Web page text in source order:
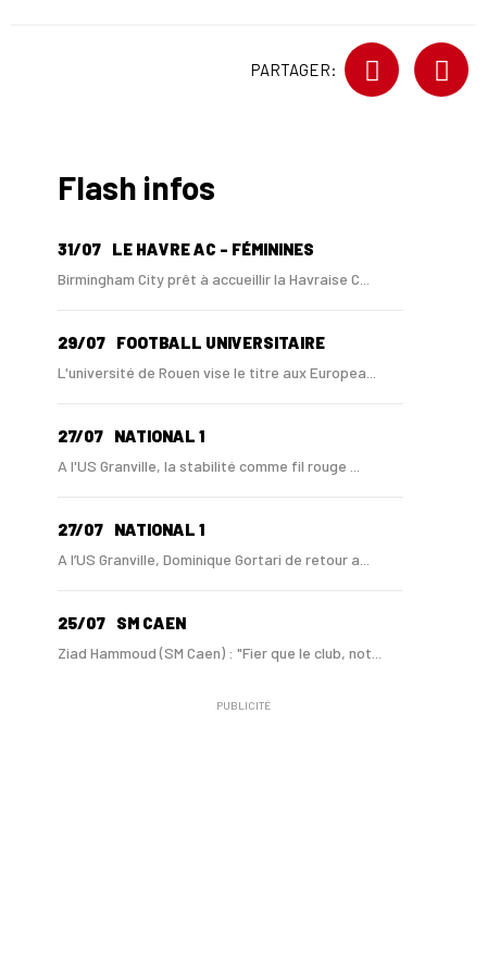
PARTAGER:
Flash infos
31/07 LE HAVRE AC - FÉMININES
Birmingham City prêt à accueillir la Havraise C...
29/07 FOOTBALL UNIVERSITAIRE
L'université de Rouen vise le titre aux Europea...
27/07 NATIONAL 1
A l'US Granville, la stabilité comme fil rouge ...
27/07 NATIONAL 1
A l’US Granville, Dominique Gortari de retour a...
25/07 SM CAEN
Ziad Hammoud (SM Caen) : "Fier que le club, not...
PUBLICITÉ